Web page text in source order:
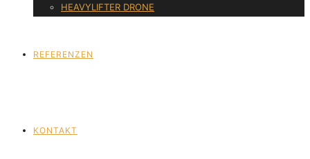
HEAVYLIFTER DRONE
REFERENZEN
KONTAKT